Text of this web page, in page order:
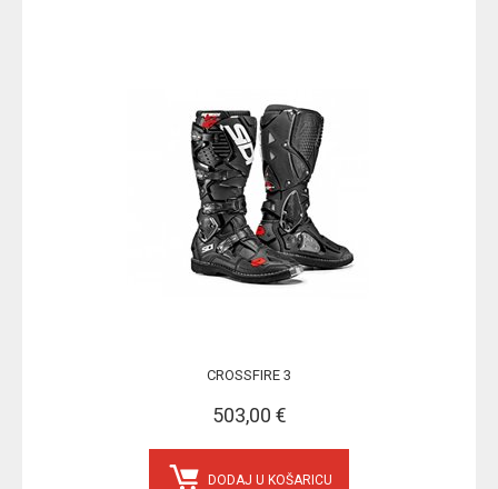
CROSSFIRE 3
503,00 €
DODAJ U KOŠARICU